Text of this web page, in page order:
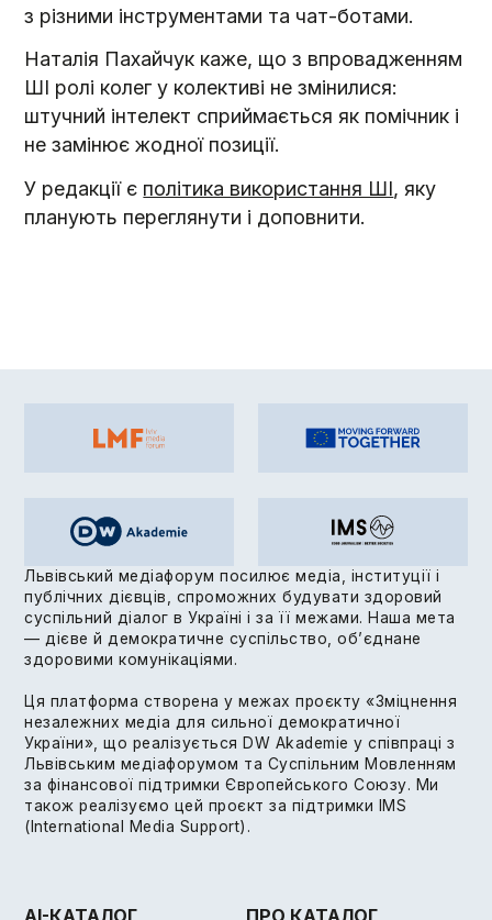
з різними інструментами та чат-ботами.
Наталія Пахайчук каже, що з впровадженням
ШІ ролі колег у колективі не змінилися:
штучний інтелект сприймається як помічник і
не замінює жодної позиції.
У редакції є політика використання ШІ, яку
планують переглянути і доповнити.
Львівський медіафорум посилює медіа, інституції і
публічних дієвців, спроможних будувати здоровий
суспільний діалог в Україні і за її межами. Наша мета
— дієве й демократичне суспільство, об’єднане
здоровими комунікаціями.
Ця платформа створена у межах проєкту «Зміцнення
незалежних медіа для сильної демократичної
України», що реалізується DW Akademie у співпраці з
Львівським медіафорумом та Суспільним Мовленням
за фінансової підтримки Європейського Союзу. Ми
також реалізуємо цей проєкт за підтримки IMS
(International Media Support).